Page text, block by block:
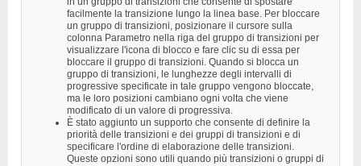
facilmente la transizione lungo la linea base. Per bloccare
un gruppo di transizioni, posizionare il cursore sulla
colonna Parametro nella riga del gruppo di transizioni per
visualizzare l'icona di blocco e fare clic su di essa per
bloccare il gruppo di transizioni. Quando si blocca un
gruppo di transizioni, le lunghezze degli intervalli di
progressive specificate in tale gruppo vengono bloccate,
ma le loro posizioni cambiano ogni volta che viene
modificato di un valore di progressiva.
È stato aggiunto un supporto che consente di definire la
priorità delle transizioni e dei gruppi di transizioni e di
specificare l'ordine di elaborazione delle transizioni.
Queste opzioni sono utili quando più transizioni o gruppi di